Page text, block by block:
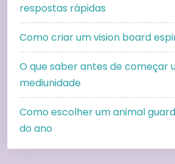
respostas rápidas
Como criar um vision board
O que saber antes de começar
mediunidade
Como escolher um animal
do ano